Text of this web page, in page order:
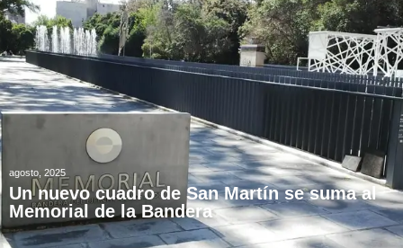
agosto, 2025
Un nuevo cuadro de San Martín se suma al
Memorial de la Bandera